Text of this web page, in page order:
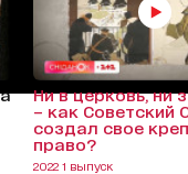
Ни в церковь, ни
– как Советский
создал свое
право?
2022 1 выпуск